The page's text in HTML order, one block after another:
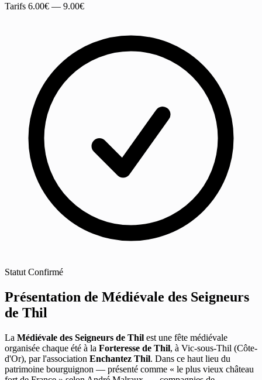
Tarifs 6.00€ — 9.00€
Statut Confirmé
Présentation de Médiévale des Seigneurs
de Thil
La Médiévale des Seigneurs de Thil est une fête médiévale
organisée chaque été à la Forteresse de Thil, à Vic-sous-Thil (Côte-
d'Or), par l'association Enchantez Thil. Dans ce haut lieu du
patrimoine bourguignon — présenté comme « le plus vieux château